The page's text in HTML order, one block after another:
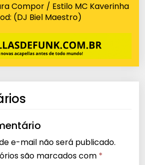
Compor / Estilo MC Kaverinha
(DJ Biel Maestro)
e-mail não será publicado.
são marcados com *